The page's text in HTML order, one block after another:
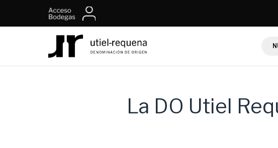
La DO Utiel